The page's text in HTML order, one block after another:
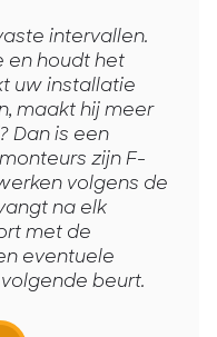
intervallen.
en houdt het
uw installatie
maakt hij meer
Dan is een
zijn F-
volgens de
na elk
met de
eventuele
beurt.